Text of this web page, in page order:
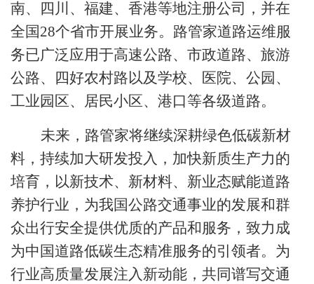
南、四川、福建、香港等地注册公司，并在
全国28个省市开展业务。路管家道路运维服
务已广泛应用于高速公路、市政道路、旅游
公路、四好农村路以及学校、医院、公园、
工业园区、居民小区、港口等各级道路。
未来，路管家将继续深耕绿色低碳新材
料，持续加大研发投入，加快新质生产力的
培育，以新技术、新材料、新业态赋能道路
养护行业，为我国公路交通事业的发展和群
众出行安全提供优质的产品和服务，致力成
为中国道路低碳生态精准服务的引领者。为
行业高质量发展注入新动能，共同谱写交通